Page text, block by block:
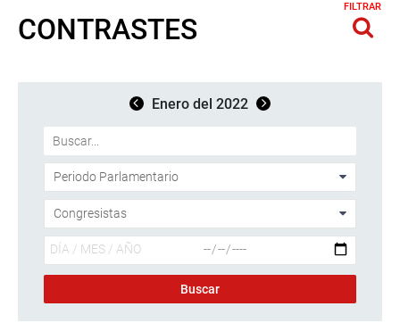
CONTRASTES
FILTRAR
Enero del 2022